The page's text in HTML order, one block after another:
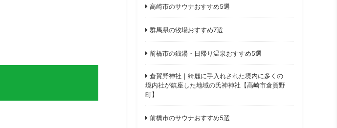
高崎市のサウナおすすめ5選
群馬県の牧場おすすめ7選
前橋市の銭湯・日帰り温泉おすすめ5選
倉賀野神社｜綺麗に手入れされた境内に多くの
境内社が鎮座した地域の氏神神社【高崎市倉賀野
町】
前橋市のサウナおすすめ5選